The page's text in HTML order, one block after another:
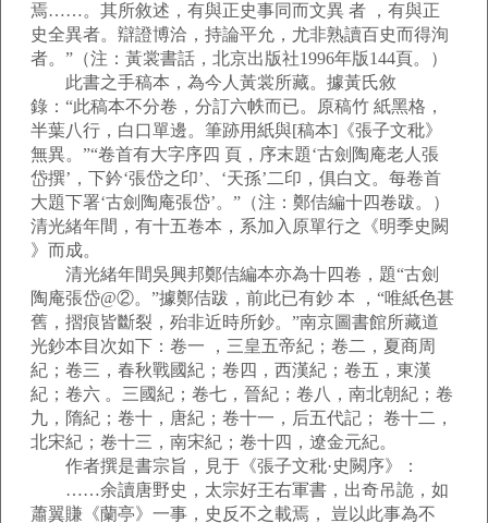
焉……。其所敘述，有與正史事同而文異 者 ，有與正
史全異者。辯證博洽，持論平允，尤非熟讀百史而得洵
者。”（注：黃裳書話，北京出版社1996年版144頁。）
此書之手稿本，為今人黃裳所藏。據黃氏敘
錄：“此稿本不分卷，分訂六帙而已。原稿竹 紙黑格，
半葉八行，白口單邊。筆跡用紙與[稿本]《張子文秕》
無異。”“卷首有大字序四 頁，序末題‘古劍陶庵老人張
岱撰’，下鈐‘張岱之印’、‘天孫’二印，俱白文。每卷首
大題下署‘古劍陶庵張岱’。”（注：鄭佶編十四卷跋。）
清光緒年間，有十五卷本，系加入原單行之《明季史闕
》而成。
清光緒年間吳興邦鄭佶編本亦為十四卷，題“古劍
陶庵張岱@②。”據鄭佶跋，前此已有鈔 本 ，“唯紙色甚
舊，摺痕皆斷裂，殆非近時所鈔。”南京圖書館所藏道
光鈔本目次如下：卷一 ，三皇五帝紀；卷二，夏商周
紀；卷三，春秋戰國紀；卷四，西漢紀；卷五，東漢
紀；卷六 。三國紀；卷七，晉紀；卷八，南北朝紀；卷
九，隋紀；卷十，唐紀；卷十一，后五代記； 卷十二，
北宋紀；卷十三，南宋紀；卷十四，遼金元紀。
作者撰是書宗旨，見于《張子文秕·史闕序》：
……余讀唐野史，太宗好王右軍書，出奇吊詭，如
蕭翼賺《蘭亭》一事，史反不之載焉， 豈以此事為不